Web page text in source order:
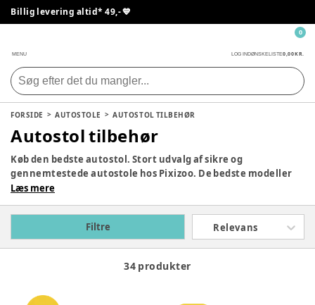
Billig levering altid* 49,- 💙
MENU LOG INDØNSKELISTE0,00 KR.
0
FORSIDE AUTOSTOLE AUTOSTOL TILBEHØR
Autostol tilbehør
Køb den bedste autostol. Stort udvalg af sikre og
gennemtestede autostole hos Pixizoo. De bedste modeller
fraLionelo
hjælper meget gerne med rådgivning, hvis du har brug for
Læs mere
Filtre Relevans
34 produkter